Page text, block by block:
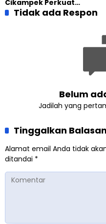
Cikampek Perkuat
Komitmen Bangun Masjid
Tidak ada Respon
Belum
Jadilah yang
Tinggalkan Balasan
Alamat email Anda tidak
ditandai *